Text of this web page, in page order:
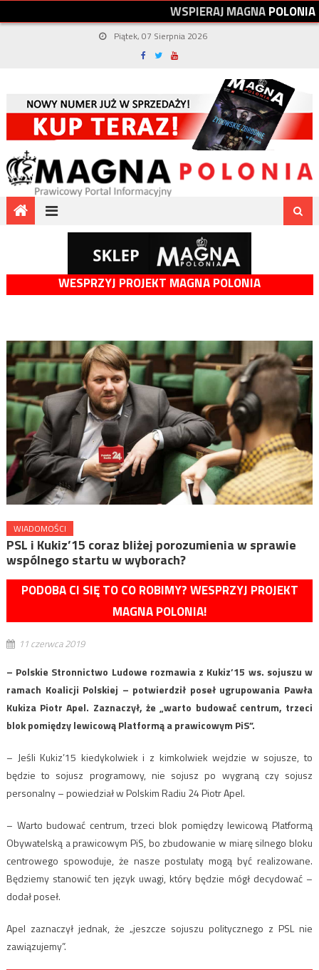
WSPIERAJMAGNAPOLONIA
Piątek, 07 Sierpnia 2026
WESPRZYJ PROJEKT MAGNA POLONIA
WIADOMOŚCI
PSL i Kukiz’15 coraz bliżej porozumienia w sprawie
wspólnego startu w wyborach?
PODOBA CI SIĘ TO CO ROBIMY? WESPRZYJ PROJEKT
MAGNA POLONIA!
11 czerwca 2019
– Polskie Stronnictwo Ludowe rozmawia z Kukiz’15 ws. sojuszu w
ramach Koalicji Polskiej – potwierdził poseł ugrupowania Pawła
Kukiza Piotr Apel. Zaznaczył, że „warto budować centrum, trzeci
blok pomiędzy lewicową Platformą a prawicowym PiS”.
– Jeśli Kukiz’15 kiedykolwiek i z kimkolwiek wejdzie w sojusze, to
będzie to sojusz programowy, nie sojusz po wygraną czy sojusz
personalny – powiedział w Polskim Radiu 24 Piotr Apel.
– Warto budować centrum, trzeci blok pomiędzy lewicową Platformą
Obywatelską a prawicowym PiS, bo zbudowanie w miarę silnego bloku
centrowego spowoduje, że nasze postulaty mogą być realizowane.
Będziemy stanowić ten język uwagi, który będzie mógł decydować –
dodał poseł.
Apel zaznaczył jednak, że „jeszcze sojuszu politycznego z PSL nie
zawiązujemy”.